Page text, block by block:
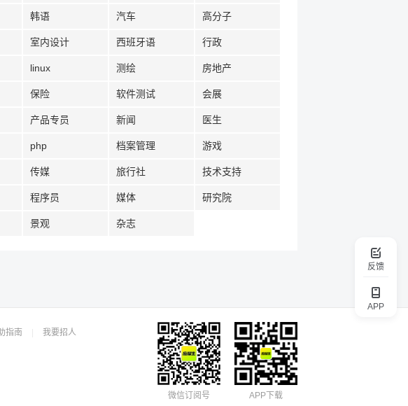
反馈
APP
韩语 汽车 高分子
室内设计 西班牙语 行政
linux 测绘 房地产
保险 软件测试 会展
产品专员 新闻 医生
php 档案管理 游戏
传媒 旅行社 技术支持
程序员 媒体 研究院
景观 杂志
指南 我要招人
APP下载
微信订阅号